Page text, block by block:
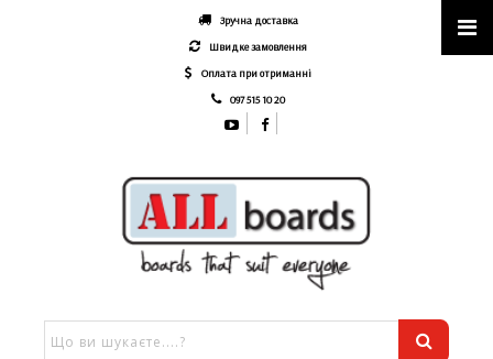
Зручна доставка
Швидке замовлення
Оплата при отриманні
097 515 10 20